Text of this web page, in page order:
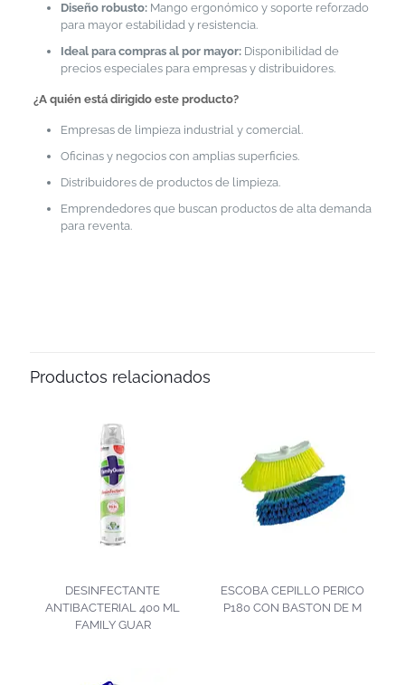
Diseño robusto:Mango ergonómico y soporte reforzado
para mayor estabilidad y resistencia.
Ideal para compras al por mayor:Disponibilidad de
precios especiales para empresas y distribuidores.
¿A quién está dirigido este producto?
Empresas de limpieza industrial y comercial.
Oficinas y negocios con amplias superficies.
Distribuidores de productos de limpieza.
Emprendedores que buscan productos de alta demanda
para reventa.
Productos relacionados
DESINFECTANTE
ANTIBACTERIAL 400 ML
FAMILY GUAR
ESCOBA CEPILLO PERICO
P180 CON BASTON DE M